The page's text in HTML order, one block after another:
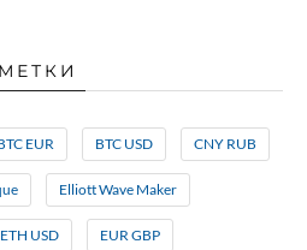
МЕТКИ
EUR BTC USD CNY RUB
Elliott Wave Maker
ETH USD EUR GBP